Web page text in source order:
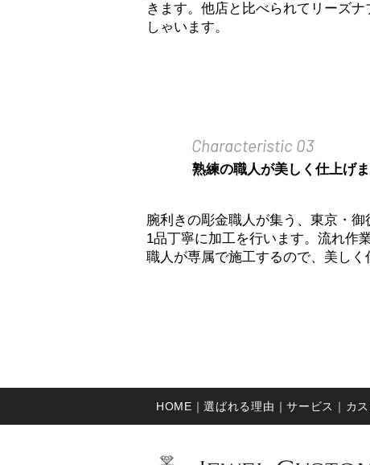
きます。他店と比べられてリーズ
しゃいます。
Characteristic 03
熟練の職人が美しく仕上げま
腕利きの彫金職人が集う、東京・
1品丁寧に加工を行います。流れ作
職人が専属で施工するので、美しく
HOME｜選ばれる理由｜サービス｜ カ